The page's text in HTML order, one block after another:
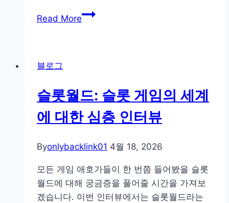
하
Read More계
화
하
는
이
프
주
소
블로그
슬롯월드: 슬롯 게임의 세계
에 대한 심층 인터뷰
Byonlybacklink01 4월 18, 2026
모든 게임 애호가들이 한 번쯤 들어봤을 슬롯
월드에 대해 궁금증을 풀어줄 시간을 가져보
겠습니다. 이번 인터뷰에서는 슬롯월드라는